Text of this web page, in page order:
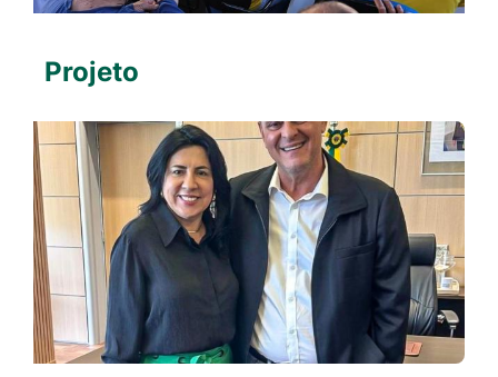
Projeto